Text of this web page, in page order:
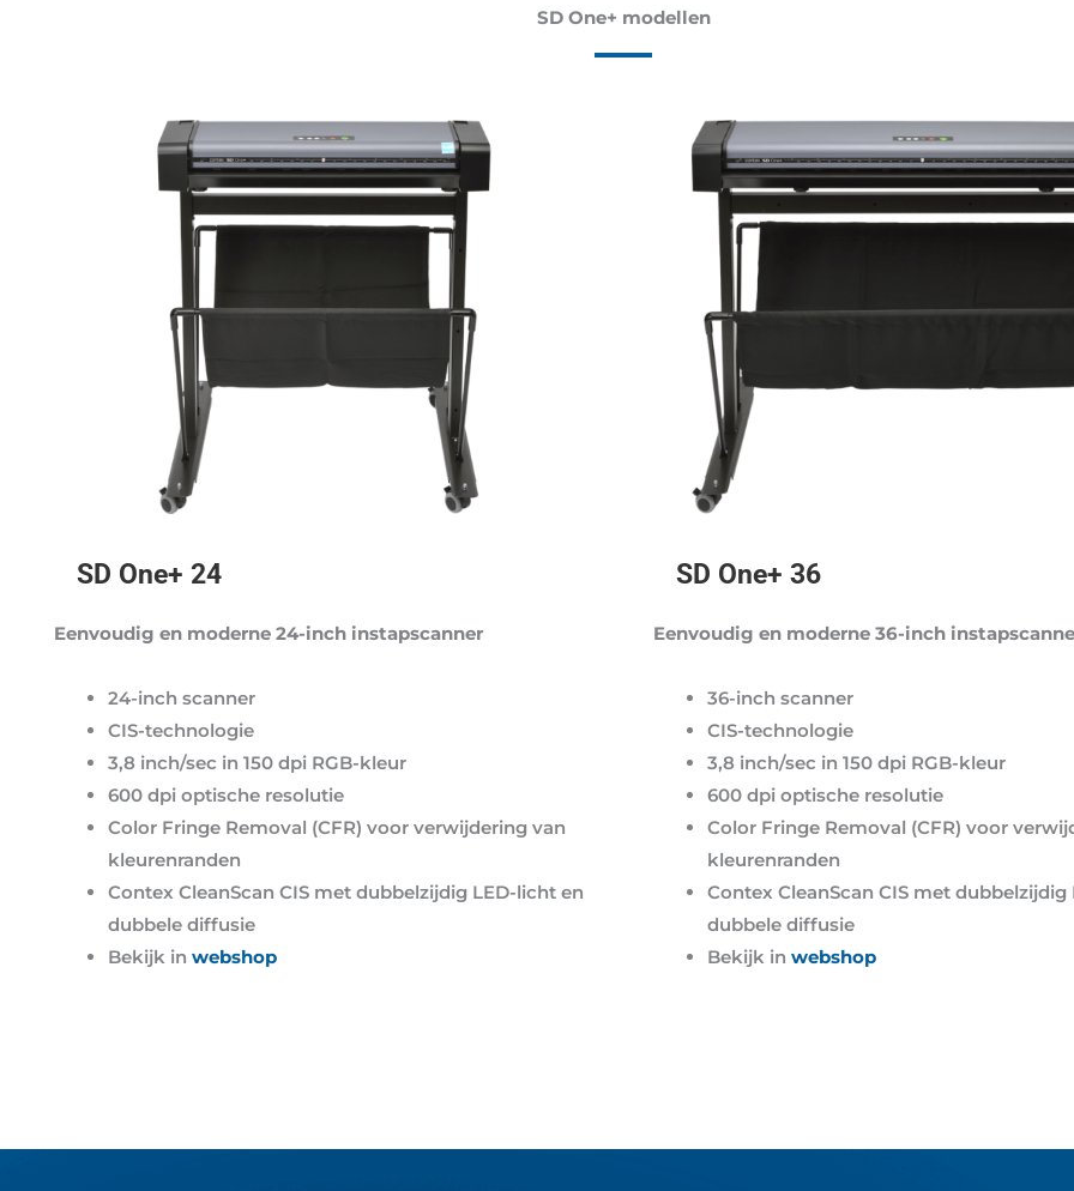
SD One+ modellen
SD One+ 24
Eenvoudig en moderne 24-inch instapscanner
24-inch scanner
CIS-technologie
3,8 inch/sec in 150 dpi RGB-kleur
600 dpi optische resolutie
Color Fringe Removal (CFR) voor verwijdering van
kleurenranden
Contex CleanScan CIS met dubbelzijdig LED-licht en
dubbele diffusie
Bekijk in webshop
SD One+ 36
Eenvoudig en moderne 36-inch
36-inch scanner
CIS-technologie
3,8 inch/sec in 150 dpi RGB-kleur
600 dpi optische resolutie
Color Fringe Removal (CFR) voor
kleurenranden
Contex CleanScan CIS met dubbelzijdig
dubbele diffusie
Bekijk in webshop